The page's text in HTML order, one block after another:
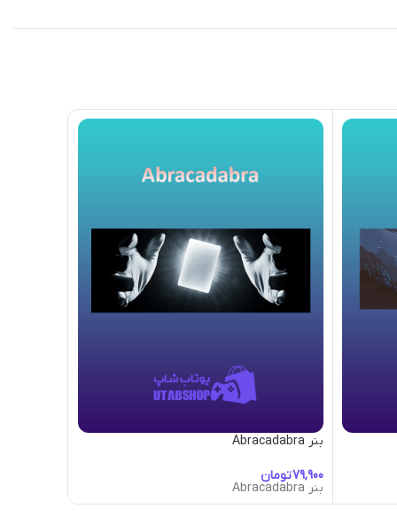
بنر Abracadabra
تومان
بنر Abracadabra